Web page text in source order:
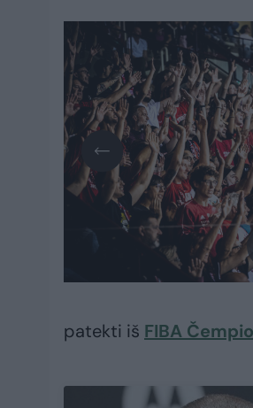
patekti iš FIBA